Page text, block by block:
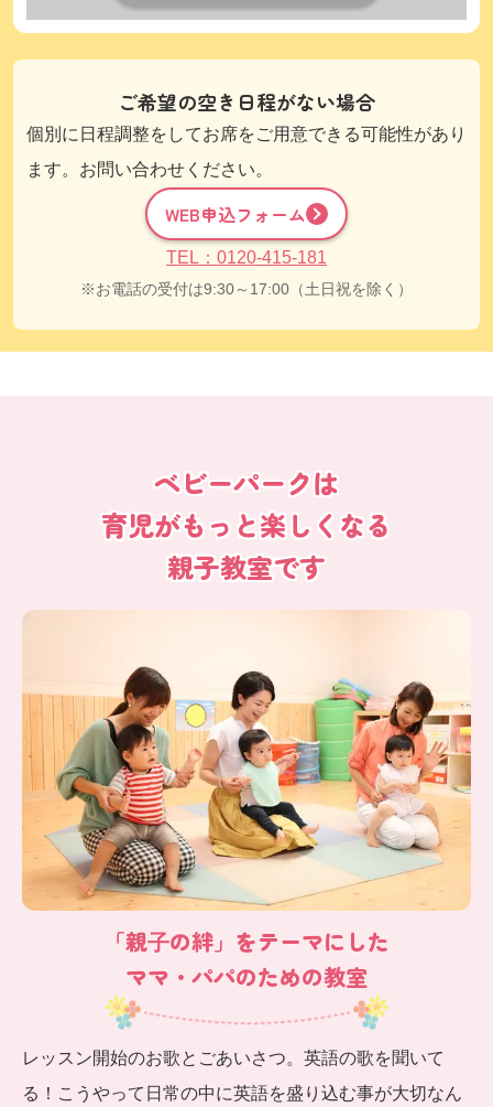
ご希望の空き日程がない場合
個別に日程調整をしてお席をご用意できる可能性があり
ます。お問い合わせください。
WEB申込フォーム
TEL：0120-415-181
お電話の受付は9:30～17:00（土日祝を除く）
ベビーパークは
育児がもっと楽しくなる
親子教室です
「親⼦の絆」をテーマにした
ママ・パパのための教室
レッスン開始のお歌とごあいさつ。英語の歌を聞いて
る！こうやって日常の中に英語を盛り込む事が大切なん